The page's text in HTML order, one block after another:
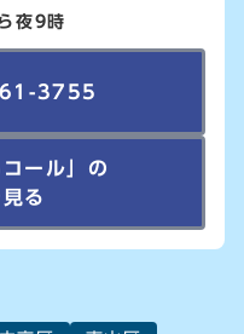
夜9時
3755
コール」の
る